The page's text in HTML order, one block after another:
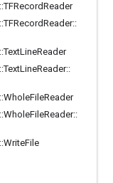
::TFRecordReader
::TFRecordReader::
::TextLineReader
::TextLineReader::
::WholeFileReader
::WholeFileReader::
::WriteFile